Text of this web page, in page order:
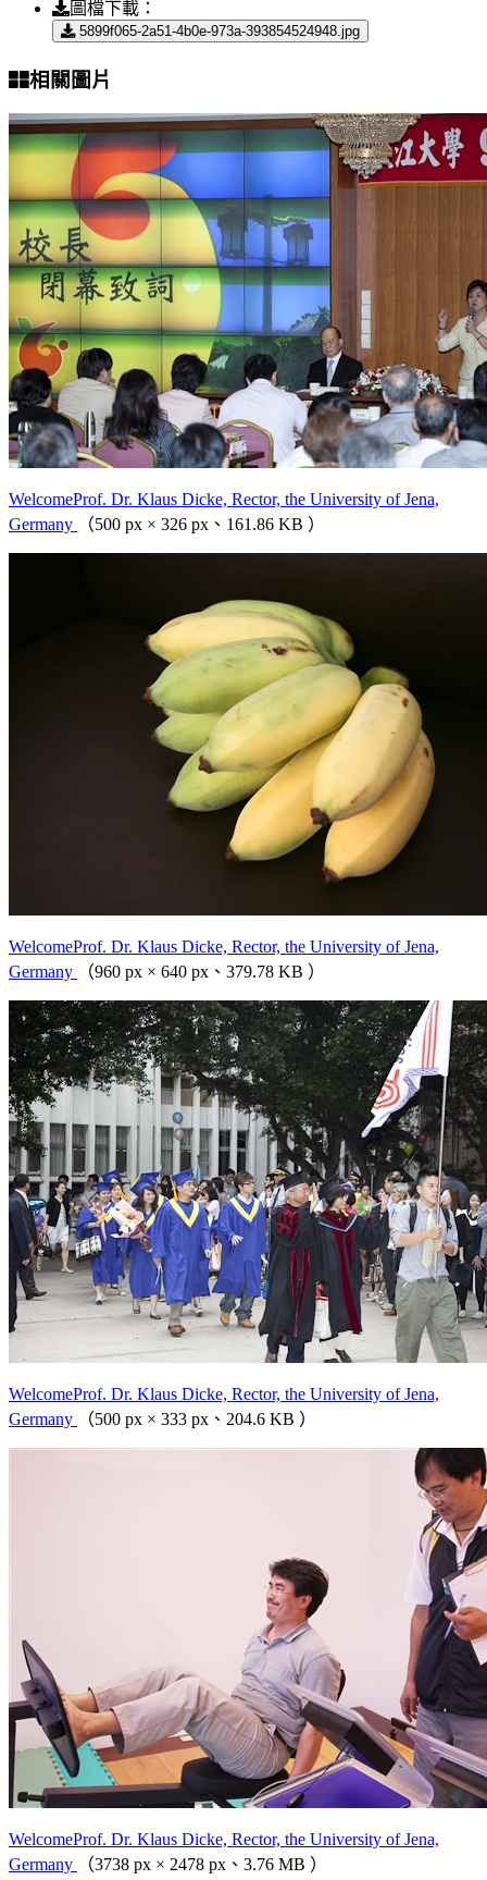
圖檔下載：
5899f065-2a51-4b0e-973a-393854524948.jpg
相關圖片
WelcomeProf. Dr. Klaus Dicke, Rector, the University of Jena,
Germany
（500 px × 326 px、161.86 KB ）
WelcomeProf. Dr. Klaus Dicke, Rector, the University of Jena,
Germany
（960 px × 640 px、379.78 KB ）
WelcomeProf. Dr. Klaus Dicke, Rector, the University of Jena,
Germany
（500 px × 333 px、204.6 KB ）
WelcomeProf. Dr. Klaus Dicke, Rector, the University of Jena,
Germany
（3738 px × 2478 px、3.76 MB ）